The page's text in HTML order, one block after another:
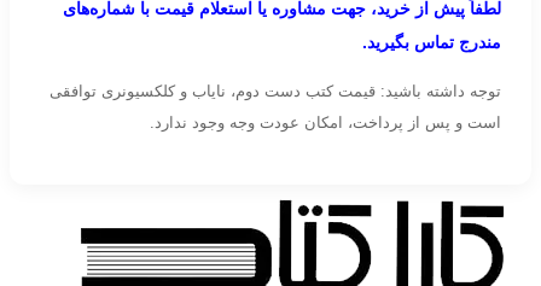
لطفاً پیش از خرید، جهت مشاوره یا استعلام قیمت با شماره‌های
مندرج تماس بگیرید.
توجه داشته باشید: قیمت کتب دست دوم، نایاب و کلکسیونری توافقی
است و پس از پرداخت، امکان عودت وجه وجود ندارد.